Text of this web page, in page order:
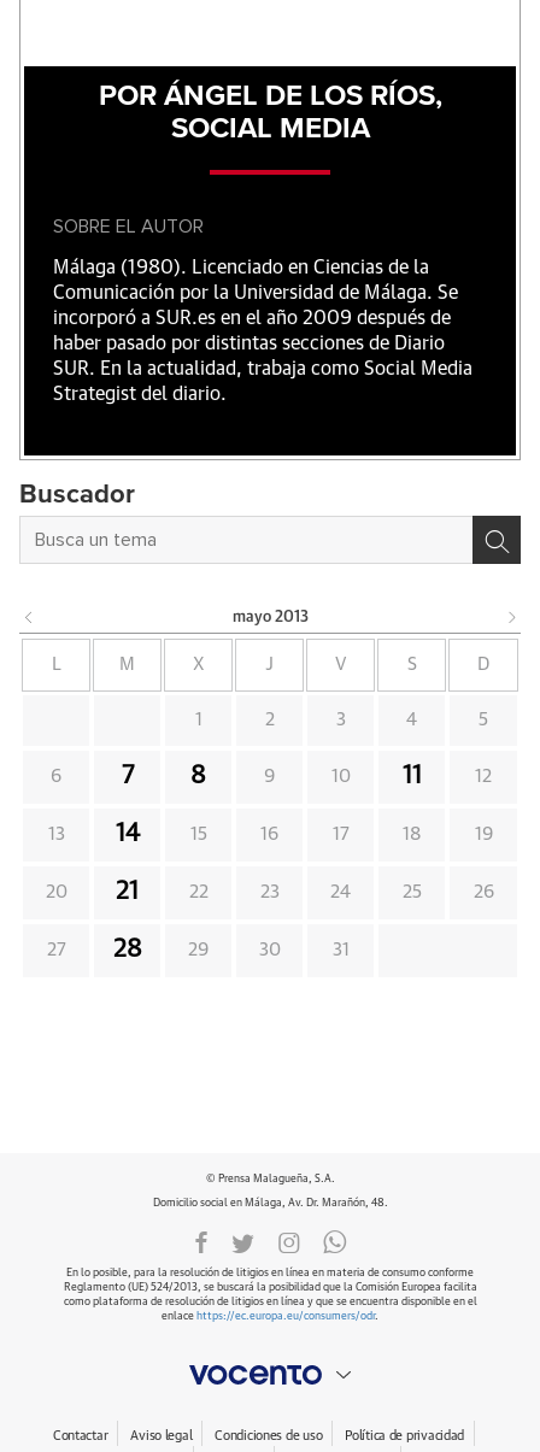
POR ÁNGEL DE LOS RÍOS,
SOCIAL MEDIA
SOBRE EL AUTOR
Málaga (1980). Licenciado en Ciencias de la
Comunicación por la Universidad de Málaga. Se
incorporó a SUR.es en el año 2009 después de
haber pasado por distintas secciones de Diario
SUR. En la actualidad, trabaja como Social Media
Strategist del diario.
Buscador
mayo 2013
L M X J V S D
1 2 3 4 5
6 7 8 9 10 11 12
13 14 15 16 17 18 19
20 21 22 23 24 25 26
27 28 29 30 31
© Prensa Malagueña, S.A.
Domicilio social en Málaga, Av. Dr. Marañón, 48.
En lo posible, para la resolución de litigios en línea en materia de consumo conforme
Reglamento (UE) 524/2013, se buscará la posibilidad que la Comisión Europea facilita
como plataforma de resolución de litigios en línea y que se encuentra disponible en el
enlace https://ec.europa.eu/consumers/odr.
Contactar Aviso legal Condiciones de uso Política de privacidad